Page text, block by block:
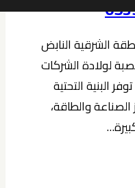
الشرقية النابض
لولادة الشركات
البنية التحتية
والطاقة،